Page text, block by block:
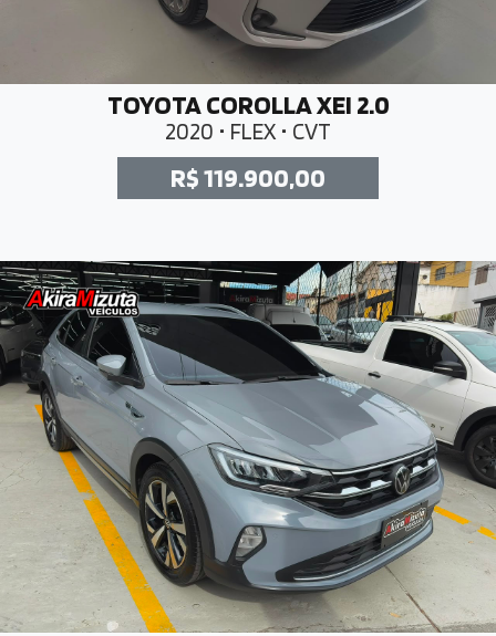
TOYOTA COROLLA XEI 2.0
2020 • FLEX • CVT
R$ 119.900,00